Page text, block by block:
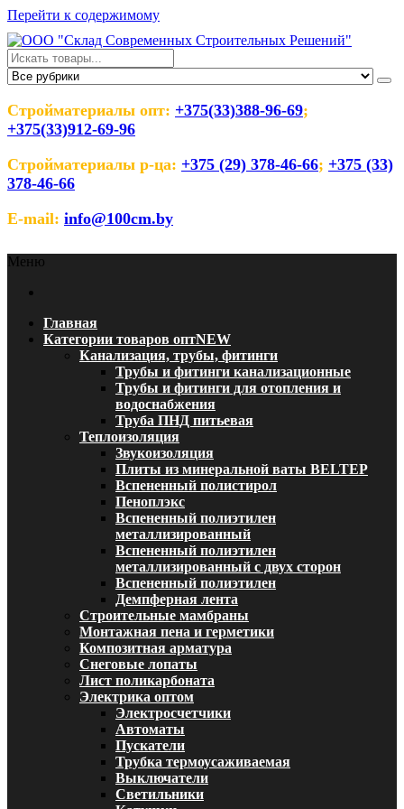
Перейти к содержимому
ООО "Склад Современных
Строительных Решений"
Оптовый магазин строительных материалов
Стройматериалы опт: +375(33)388-96-69;
+375(33)912-69-96
Стройматериалы р-ца: +375 (29) 378-46-66; +375 (33)
378-46-66
E-mail: info@100cm.by
Меню
Главная
Категории товаров оптNEW
Канализация, трубы, фитинги
Трубы и фитинги канализационные
Трубы и фитинги для отопления и
водоснабжения
Труба ПНД питьевая
Теплоизоляция
Звукоизоляция
Плиты из минеральной ваты BELTEP
Вспененный полистирол
Пеноплэкс
Вспененный полиэтилен
металлизированный
Вспененный полиэтилен
металлизированный с двух сторон
Вспененный полиэтилен
Демпферная лента
Строительные мамбраны
Монтажная пена и герметики
Композитная арматура
Снеговые лопаты
Лист поликарбоната
Электрика оптом
Электросчетчики
Автоматы
Пускатели
Трубка термоусаживаемая
Выключатели
Светильники